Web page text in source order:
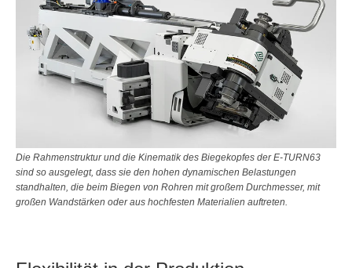
Die Rahmenstruktur und die Kinematik des Biegekopfes der E-TURN63
sind so ausgelegt, dass sie den hohen dynamischen Belastungen
standhalten, die beim Biegen von Rohren mit großem Durchmesser, mit
großen Wandstärken oder aus hochfesten Materialien auftreten.